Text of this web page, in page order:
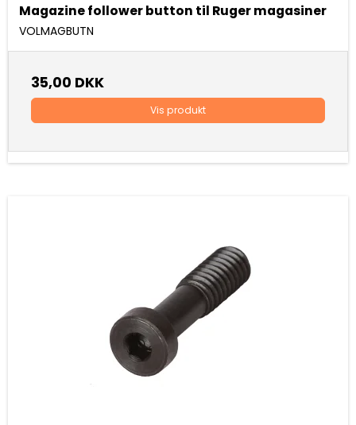
Magazine follower button til Ruger magasiner
VOLMAGBUTN
35,00 DKK
Vis produkt